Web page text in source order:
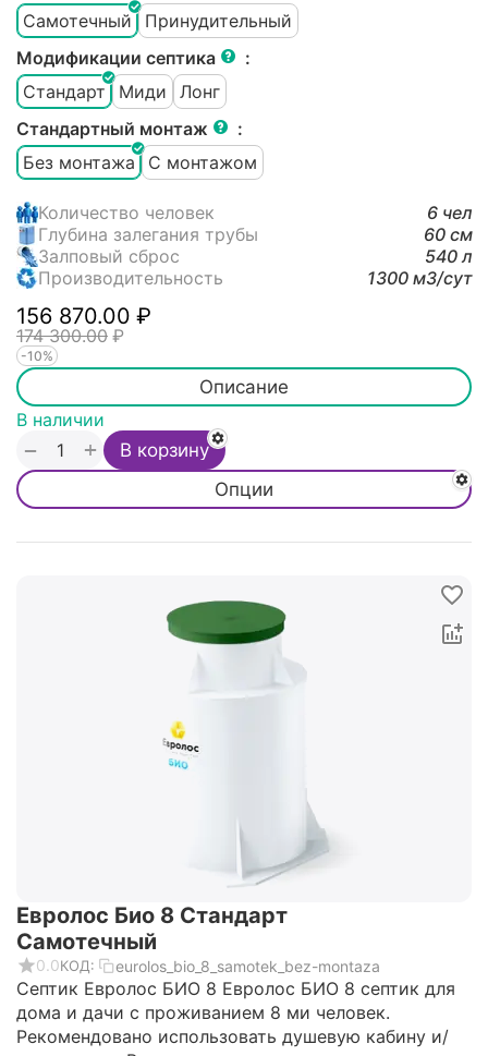
Самотечный
Принудительный
Модификации септика
:
Стандарт
Миди
Лонг
Стандартный монтаж
:
Без монтажа
С монтажом
Количество человек
6 чел
Глубина залегания трубы
60 см
Залповый сброс
540 л
Производительность
1300 м3/cут
156 870.00 ₽
174 300.00 ₽
-10%
Описание
Опции
В наличии
+
− В корзину
Евролос Био 8 Стандарт
Самотечный
0.0КОД: eurolos_bio_8_samotek_bez-montaza
Септик Eвролос БИО 8 Евролос БИО 8 септик для
дома и дачи с проживанием 8 ми человек.
Рекомендовано использовать душевую кабину и/